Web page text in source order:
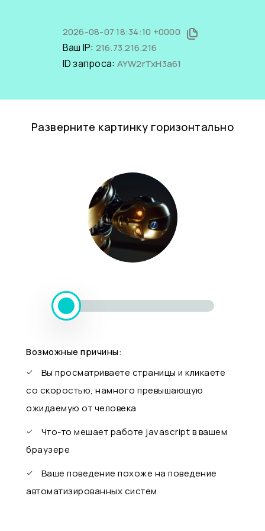
2026-08-07 18:34:10 +0000
Ваш IP: 216.73.216.216
ID запроса: AYW2rTxH3a61
Разверните картинку горизонтально
Возможные причины:
Вы просматриваете страницы и кликаете
со скоростью, намного превышающую
ожидаемую от человека
Что-то мешает работе javascript в вашем
браузере
Ваше поведение похоже на поведение
автоматизированных систем